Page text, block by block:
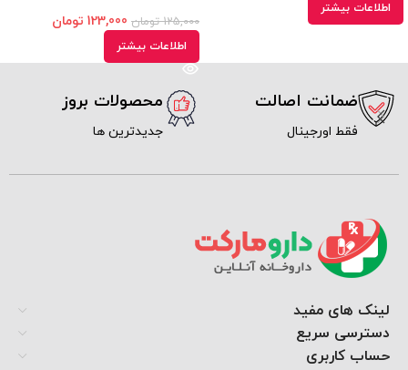
اطلاعات بیشتر
125,000 تومان 123,000 تومان
اطلاعات بیشتر
ضمانت اصالت
فقط اورجینال
محصولات بروز
جدیدترین ها
لینک های مفید
دسترسی سریع
حساب کاربری